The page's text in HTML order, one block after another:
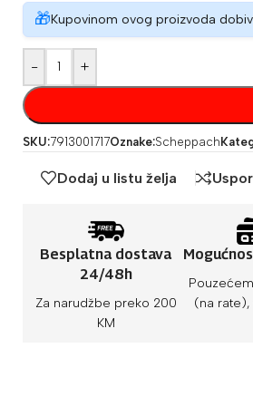
🎁Kupovinom ovog proizvoda
- +
SKU:7913001717Oznake:Scheppach
Dodaj u listu želja
Besplatna dostava
24/48h
Za narudžbe preko 200
KM
(na rate),